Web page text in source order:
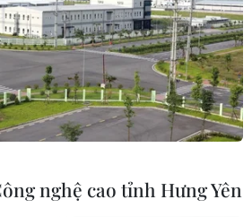
về tư duy phát
đầu tư nước
tại doanh
nghệ cao tỉnh Hưng Yên